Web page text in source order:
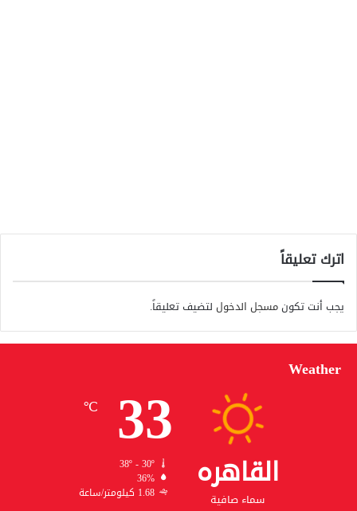
اترك تعليقاً
يجب أنت تكونمسجل الدخول لتضيف تعليقاً.
Weather
القاهره
سماء صافية
33
℃
38º - 30º
36%
1.68 كيلومتر/ساعة